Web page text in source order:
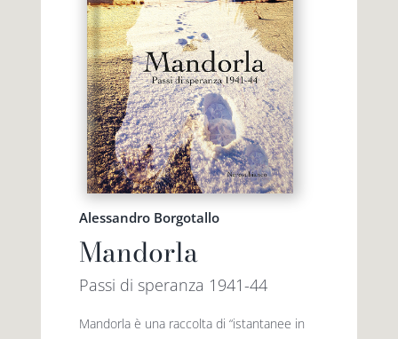
Alessandro Borgotallo
Mandorla
Passi di speranza 1941-44
Mandorla è una raccolta di “istantanee in